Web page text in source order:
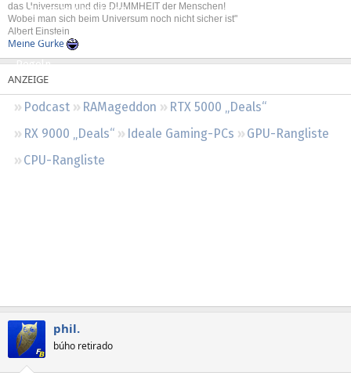
Neueste Aktivitäten
Leserartikel
Regeln
Podcast RAMageddon
RTX 5000 „Deals“
RX 9000 „Deals“
Ideale Gaming-PCs
GPU-Rangliste
CPU-Rangliste
das Universum und die DUMMHEIT der Menschen!
Wobei man sich beim Universum noch nicht sicher ist"
Albert Einstein
Meine Gurke
phil.
búho retirado